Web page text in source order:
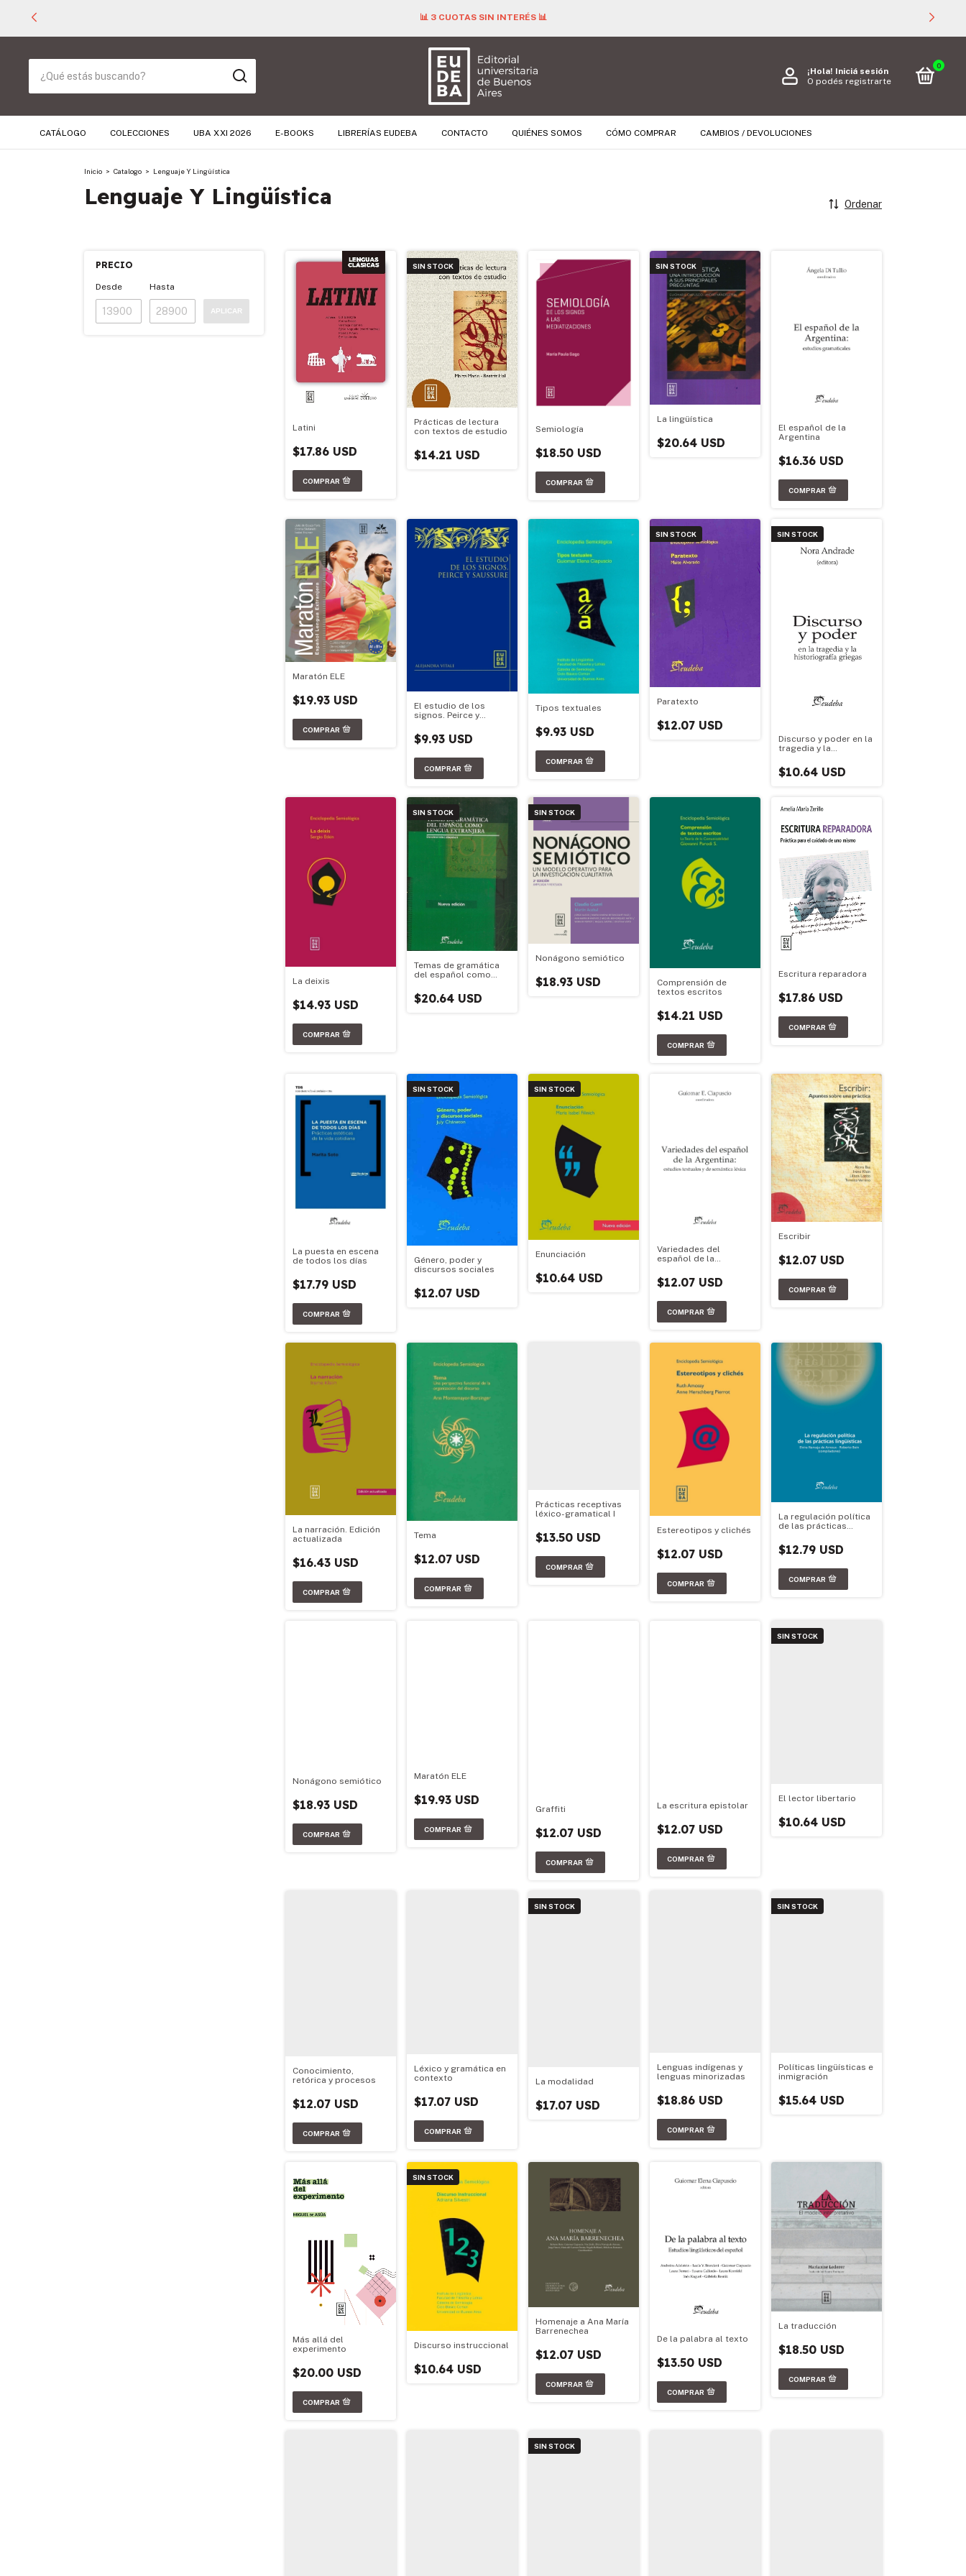
📊 3 CUOTAS SIN INTERÉS 📊
¡Hola! Iniciá sesión
O podés registrarte
0
CATÁLOGO COLECCIONES UBA XXI 2026 E-BOOKS LIBRERÍAS EUDEBA CONTACTO QUIÉNES SOMOS CÓMO COMPRAR CAMBIOS / DEVOLUCIONES
Inicio > Catalogo > Lenguaje Y Lingüística
Lenguaje Y Lingüística Ordenar
PRECIO
Desde Hasta
APLICAR
Latini
$17.86 USD
SIN STOCK
Prácticas de lectura
con textos de estudio
$14.21 USD
Semiología
$18.50 USD
SIN STOCK
La lingüística
$20.64 USD
El español de la
Argentina
$16.36 USD
Maratón ELE
$19.93 USD
El estudio de los
signos. Peirce y
$9.93 USD
Tipos textuales
$9.93 USD
SIN STOCK
Paratexto
$12.07 USD
SIN STOCK
Discurso y poder en la
tragedia y la
$10.64 USD
La deixis
$14.93 USD
SIN STOCK
Temas de gramática
del español como
$20.64 USD
SIN STOCK
Nonágono semiótico
$18.93 USD
Comprensión de
textos escritos
$14.21 USD
Escritura reparadora
$17.86 USD
La puesta en escena
de todos los días
$17.79 USD
SIN STOCK
Género, poder y
discursos sociales
$12.07 USD
SIN STOCK
Enunciación
$10.64 USD
Variedades del
español de la
textuales y de
semántica léxica
$12.07 USD
Escribir
$12.07 USD
La narración. Edición
actualizada
$16.43 USD
Tema
$12.07 USD
Prácticas receptivas
léxico-gramatical I
$13.50 USD
Estereotipos y clichés
$12.07 USD
La regulación política
de las prácticas
$12.79 USD
Nonágono semiótico
$18.93 USD
Maratón ELE
$19.93 USD
Graffiti
$12.07 USD
La escritura epistolar
$12.07 USD
SIN STOCK
El lector libertario
$10.64 USD
Conocimiento,
retórica y procesos
$12.07 USD
Léxico y gramática en
contexto
$17.07 USD
SIN STOCK
La modalidad
$17.07 USD
Lenguas indígenas y
lenguas minorizadas
$18.86 USD
SIN STOCK
Políticas lingüísticas e
inmigración
$15.64 USD
Más allá del
experimento
$20.00 USD
SIN STOCK
Discurso instruccional
$10.64 USD
Homenaje a Ana María
Barrenechea
$12.07 USD
De la palabra al texto
$13.50 USD
La traducción
$18.50 USD
SIN STOCK